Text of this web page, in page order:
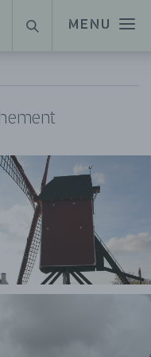
MENU
ZOEKEN